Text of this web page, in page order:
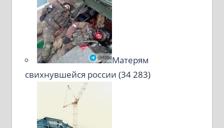
Матерям
свихнувшейся россии (34 283)